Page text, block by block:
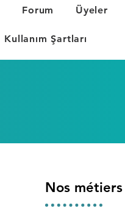
Forum Üyeler
Kullanım Şartları
Nos métiers